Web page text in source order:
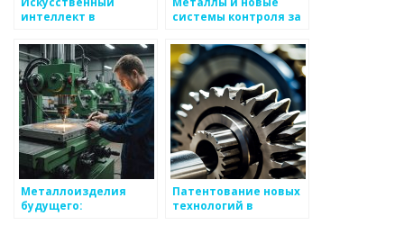
интеллект в
возможности
системы контроля за
производства
Металлоизделия
будущего:
Патентование новых
технологий в